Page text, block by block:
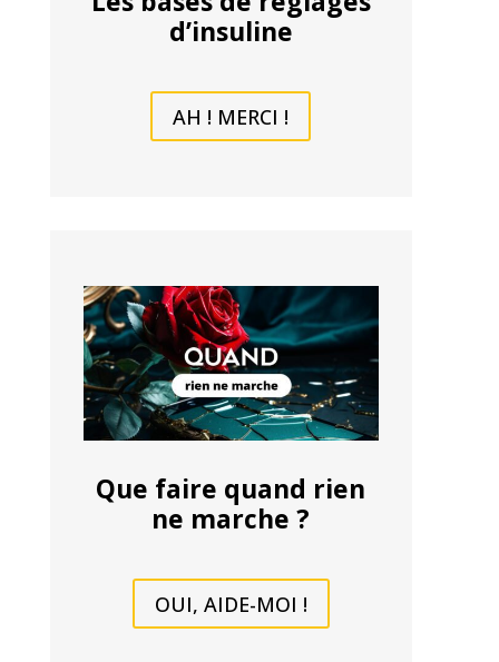
d’insuline
AH ! MERCI !
Que faire quand rien
ne marche ?
OUI, AIDE-MOI !